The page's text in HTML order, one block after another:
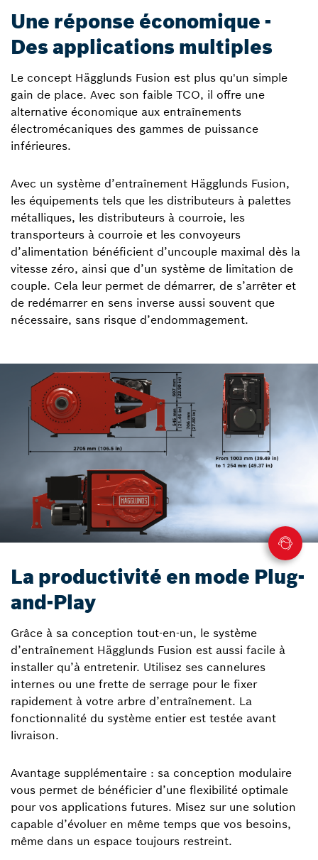
Une réponse économique -
Des applications multiples
Le concept Hägglunds Fusion est plus qu'un simple
gain de place. Avec son faible TCO, il offre une
alternative économique aux entraînements
électromécaniques des gammes de puissance
inférieures.
Avec un système d’entraînement Hägglunds Fusion,
les équipements tels que les distributeurs à palettes
métalliques, les distributeurs à courroie, les
transporteurs à courroie et les convoyeurs
d’alimentation bénéficient d’uncouple maximal dès la
vitesse zéro, ainsi que d’un système de limitation de
couple. Cela leur permet de démarrer, de s’arrêter et
de redémarrer en sens inverse aussi souvent que
nécessaire, sans risque d’endommagement.
La productivité en mode Plug-
and-Play
Grâce à sa conception tout-en-un, le système
d’entraînement Hägglunds Fusion est aussi facile à
installer qu’à entretenir. Utilisez ses cannelures
internes ou une frette de serrage pour le fixer
rapidement à votre arbre d’entraînement. La
fonctionnalité du système entier est testée avant
livraison.
Avantage supplémentaire : sa conception modulaire
vous permet de bénéficier d’une flexibilité optimale
pour vos applications futures. Misez sur une solution
capable d’évoluer en même temps que vos besoins,
même dans un espace toujours restreint.